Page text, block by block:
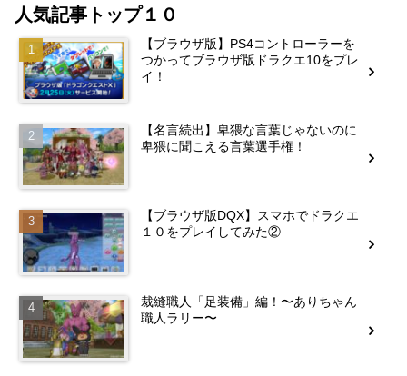
人気記事トップ１０
【ブラウザ版】PS4コントローラーを
つかってブラウザ版ドラクエ10をプレ
イ！
【名言続出】卑猥な言葉じゃないのに
卑猥に聞こえる言葉選手権！
【ブラウザ版DQX】スマホでドラクエ
１０をプレイしてみた②
裁縫職人「足装備」編！〜ありちゃん
職人ラリー〜